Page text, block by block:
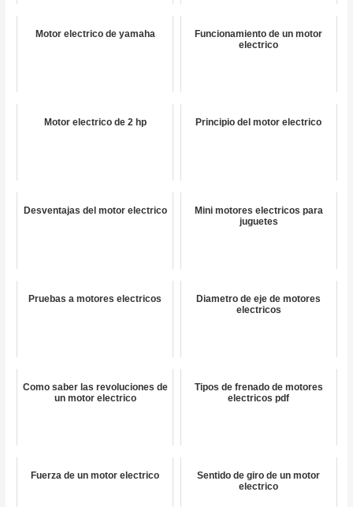
Motor electrico de yamaha
Funcionamiento de un motor
electrico
Motor electrico de 2 hp Principio del motor electrico
Desventajas del motor electrico
Mini motores electricos para
juguetes
Pruebas a motores electricos
Diametro de eje de motores
electricos
Como saber las revoluciones de
un motor electrico
Tipos de frenado de motores
electricos pdf
Fuerza de un motor electrico
Sentido de giro de un motor
electrico